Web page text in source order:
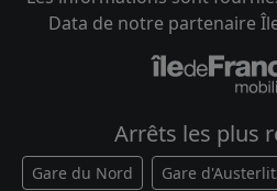
Data de notre partenaire
Arrêts les plus
Gare du Nord Gare